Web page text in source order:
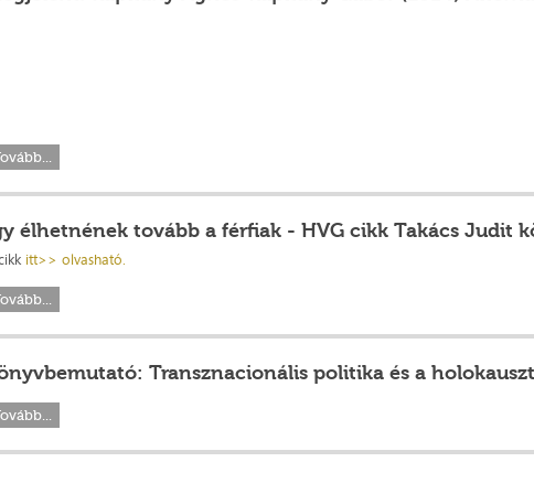
élhetnének tovább a férfiak - HVG cikk Takács Judit
itt>> olvasható.
Transznacionális politika és a